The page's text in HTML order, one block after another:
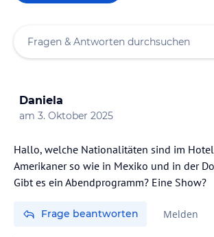
Daniela
am 3. Oktober 2025
Hallo, welche Nationalitäten sind im
Amerikaner so wie in Mexiko und in der
Gibt es ein Abendprogramm? Eine Show?
Frage beantworten Melden